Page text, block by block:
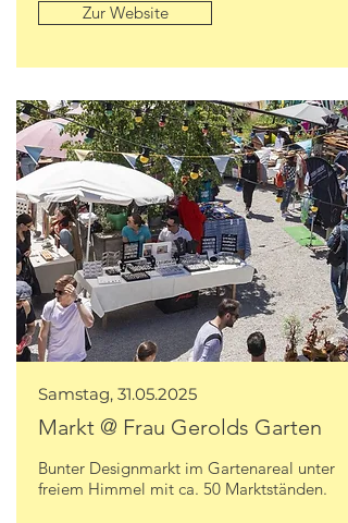
Zur Website
Samstag, 31.05.2025
Markt @ Frau Gerolds Garten
Bunter Designmarkt im Gartenareal unter
freiem Himmel mit ca. 50 Marktständen.